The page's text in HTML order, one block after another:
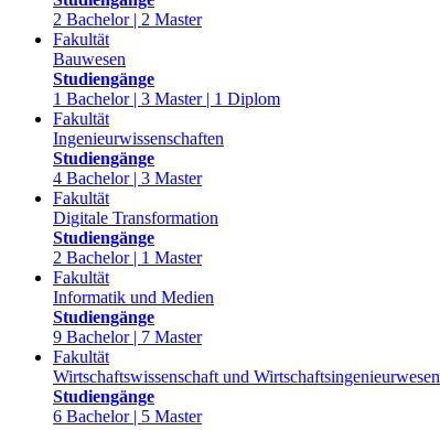
2 Bachelor | 2 Master
Fakultät
Bauwesen
Studiengänge
1 Bachelor | 3 Master | 1 Diplom
Fakultät
Ingenieurwissenschaften
Studiengänge
4 Bachelor | 3 Master
Fakultät
Digitale Transformation
Studiengänge
2 Bachelor | 1 Master
Fakultät
Informatik und Medien
Studiengänge
9 Bachelor | 7 Master
Fakultät
Wirtschaftswissenschaft und Wirtschaftsingenieurwesen
Studiengänge
6 Bachelor | 5 Master